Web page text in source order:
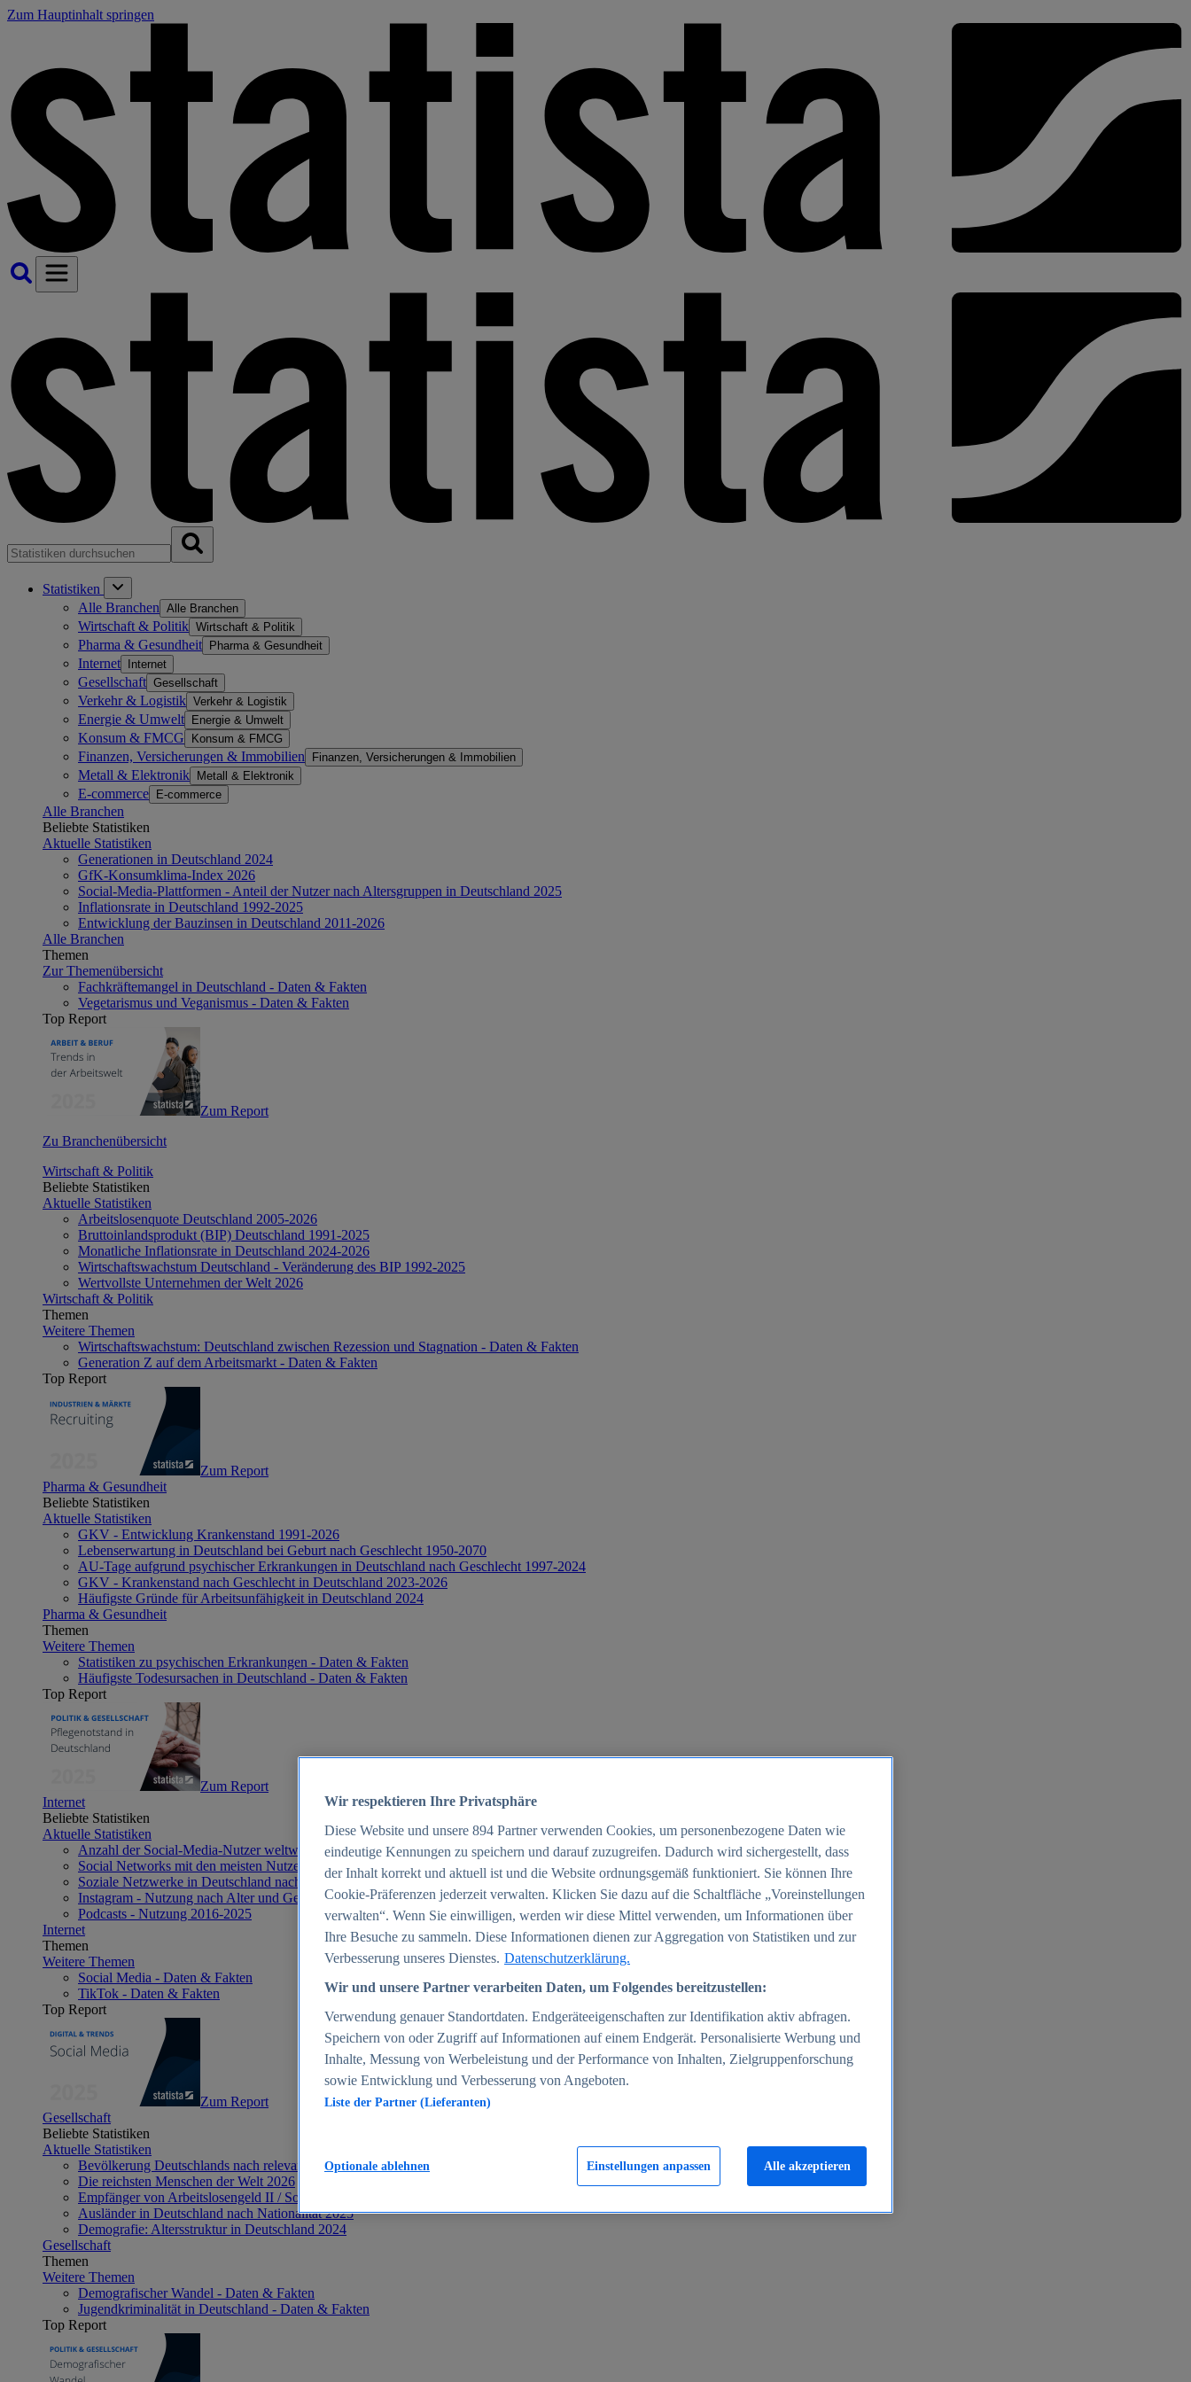
Zum Hauptinhalt springen
Statistiken
Alle Branchen Alle Branchen
Wirtschaft & Politik Wirtschaft & Politik
Pharma & Gesundheit Pharma & Gesundheit
Internet Internet
Gesellschaft Gesellschaft
Verkehr & Logistik Verkehr & Logistik
Energie & Umwelt Energie & Umwelt
Konsum & FMCG Konsum & FMCG
Finanzen, Versicherungen & Immobilien Finanzen, Versicherungen & Immobilien
Metall & Elektronik Metall & Elektronik
E-commerce E-commerce
Alle Branchen
Beliebte Statistiken
Aktuelle Statistiken
Generationen in Deutschland 2024
GfK-Konsumklima-Index 2026
Social-Media-Plattformen - Anteil der Nutzer nach Altersgruppen in Deutschland 2025
Inflationsrate in Deutschland 1992-2025
Entwicklung der Bauzinsen in Deutschland 2011-2026
Alle Branchen
Themen
Zur Themenübersicht
Fachkräftemangel in Deutschland - Daten & Fakten
Vegetarismus und Veganismus - Daten & Fakten
Top Report
Zum Report
Zu Branchenübersicht
Wirtschaft & Politik
Beliebte Statistiken
Aktuelle Statistiken
Arbeitslosenquote Deutschland 2005-2026
Bruttoinlandsprodukt (BIP) Deutschland 1991-2025
Monatliche Inflationsrate in Deutschland 2024-2026
Wirtschaftswachstum Deutschland - Veränderung des BIP 1992-2025
Wertvollste Unternehmen der Welt 2026
Wirtschaft & Politik
Themen
Weitere Themen
Wirtschaftswachstum: Deutschland zwischen Rezession und Stagnation - Daten & Fakten
Generation Z auf dem Arbeitsmarkt - Daten & Fakten
Top Report
Zum Report
Pharma & Gesundheit
Beliebte Statistiken
Aktuelle Statistiken
GKV - Entwicklung Krankenstand 1991-2026
Lebenserwartung in Deutschland bei Geburt nach Geschlecht 1950-2070
AU-Tage aufgrund psychischer Erkrankungen in Deutschland nach Geschlecht 1997-2024
GKV - Krankenstand nach Geschlecht in Deutschland 2023-2026
Häufigste Gründe für Arbeitsunfähigkeit in Deutschland 2024
Pharma & Gesundheit
Themen
Weitere Themen
Statistiken zu psychischen Erkrankungen - Daten & Fakten
Häufigste Todesursachen in Deutschland - Daten & Fakten
Top Report
Zum Report
Internet
Beliebte Statistiken
Aktuelle Statistiken
Anzahl der Social-Media-Nutzer weltweit 2012-2025
Social Networks mit den meisten Nutzern weltweit 2025
Soziale Netzwerke in Deutschland nach Generationen 2025
Instagram - Nutzung nach Alter und Geschlecht in Deutschland 2025
Podcasts - Nutzung 2016-2025
Internet
Themen
Weitere Themen
Social Media - Daten & Fakten
TikTok - Daten & Fakten
Top Report
Zum Report
Gesellschaft
Beliebte Statistiken
Aktuelle Statistiken
Bevölkerung Deutschlands nach relevanten Altersgruppen 2024
Die reichsten Menschen der Welt 2026
Empfänger von Arbeitslosengeld II / Sozialgeld / Bürgergeld in Deutschland 2005-2025
Ausländer in Deutschland nach Nationalität 2025
Demografie: Altersstruktur in Deutschland 2024
Gesellschaft
Themen
Weitere Themen
Demografischer Wandel - Daten & Fakten
Jugendkriminalität in Deutschland - Daten & Fakten
Top Report
Wir respektieren Ihre Privatsphäre
Diese Website und unsere 894 Partner verwenden Cookies, um personenbezogene Daten wie
eindeutige Kennungen zu speichern und darauf zuzugreifen. Dadurch wird sichergestellt, dass
der Inhalt korrekt und aktuell ist und die Website ordnungsgemäß funktioniert. Sie können Ihre
Cookie-Präferenzen jederzeit verwalten. Klicken Sie dazu auf die Schaltfläche „Voreinstellungen
verwalten“. Wenn Sie einwilligen, werden wir diese Mittel verwenden, um Informationen über
Ihre Besuche zu sammeln. Diese Informationen dienen zur Aggregation von Statistiken und zur
Verbesserung unseres Dienstes. Datenschutzerklärung.
Wir und unsere Partner verarbeiten Daten, um Folgendes bereitzustellen:
Verwendung genauer Standortdaten. Endgeräteeigenschaften zur Identifikation aktiv abfragen.
Speichern von oder Zugriff auf Informationen auf einem Endgerät. Personalisierte Werbung und
Inhalte, Messung von Werbeleistung und der Performance von Inhalten, Zielgruppenforschung
sowie Entwicklung und Verbesserung von Angeboten.
Liste der Partner (Lieferanten)
Einstellungen anpassen
Optionale ablehnen Alle akzeptieren